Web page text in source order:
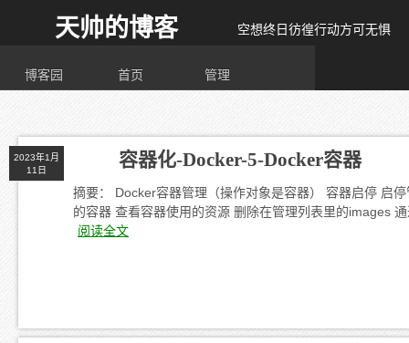
天帅的博客 空想终日彷徨行动方可无惧
博客园 首页 管理
2023年1月
11日
容器化-Docker-5-Docker容器
摘要： Docker容器管理（操作对象是容器） 容器启停 启
的容器 查看容器使用的资源 删除在管理列表里的images
阅读全文